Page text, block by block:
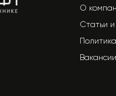
О
Статьи